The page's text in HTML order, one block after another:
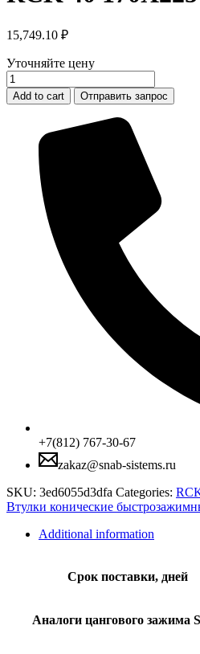
15,749.10 ₽
Уточняйте цену
RCK
40
170X225
quantity
Add to cart Отправить запрос
+7(812) 767-30-67
zakaz@snab-sistems.ru
SKU: 3ed6055d3dfa Categories:
Втулки конические
Additional information
Срок поставки, дней
Аналоги цангового зажима